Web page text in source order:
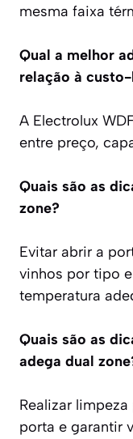
mesma faixa
Qual a melhor
relação à
A Electrolux
entre preço,
Quais são as
zone?
Evitar abrir a
vinhos por tipo
temperatura
Quais são as
adega dual
Realizar
porta e garantir